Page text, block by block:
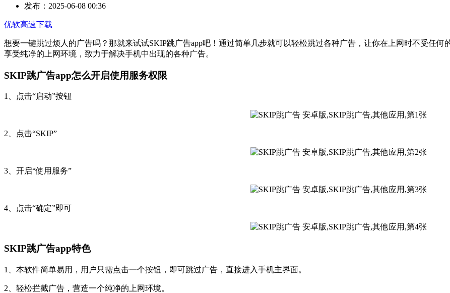
发布： 2025-06-08 00:36
优软高速下载
想要一键跳过烦人的广告吗？那就来试试SKIP跳广告app吧！通过简单几步就可以轻松跳过各种广告，让你在上网时不受任
享受纯净的上网环境，致力于解决手机中出现的各种广告。
SKIP跳广告app怎么开启使用服务权限
1、点击“启动”按钮
2、点击“SKIP”
3、开启“使用服务”
4、点击“确定”即可
SKIP跳广告app特色
1、本软件简单易用，用户只需点击一个按钮，即可跳过广告，直接进入手机主界面。
2、轻松拦截广告，营造一个纯净的上网环境。